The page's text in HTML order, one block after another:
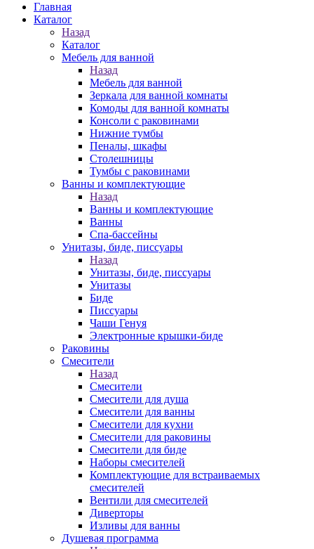
Главная
Каталог
Назад
Каталог
Мебель для ванной
Назад
Мебель для ванной
Зеркала для ванной комнаты
Комоды для ванной комнаты
Консоли с раковинами
Нижние тумбы
Пеналы, шкафы
Столешницы
Тумбы с раковинами
Ванны и комплектующие
Назад
Ванны и комплектующие
Ванны
Спа-бассейны
Унитазы, биде, писсуары
Назад
Унитазы, биде, писсуары
Унитазы
Биде
Писсуары
Чаши Генуя
Электронные крышки-биде
Раковины
Смесители
Назад
Смесители
Смесители для душа
Смесители для ванны
Смесители для кухни
Смесители для раковины
Смесители для биде
Наборы смесителей
Комплектующие для встраиваемых
смесителей
Вентили для смесителей
Диверторы
Изливы для ванны
Душевая программа